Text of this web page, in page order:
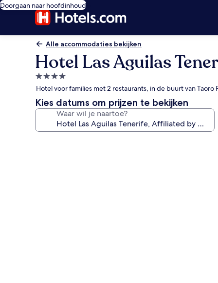
Doorgaan naar hoofdinhoud
Alle accommodaties bekijken
Hotel Las Aguilas
4.0-
sterrenaccommodatie
Hotel voor families met 2 restaurants, in de buurt van Taoro
Kies datums om prijzen te bekijken
Waar wil je naartoe?